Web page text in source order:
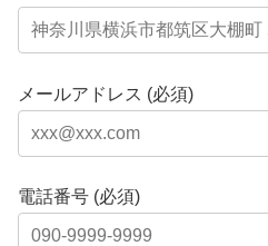
メールアドレス (必須)
電話番号 (必須)